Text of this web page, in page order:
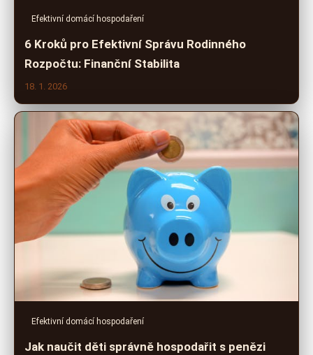
Efektivní domácí hospodaření
6 Kroků pro Efektivní Správu Rodinného
Rozpočtu: Finanční Stabilita
18. 1. 2026
Efektivní domácí hospodaření
Jak naučit děti správně hospodařit s penězi